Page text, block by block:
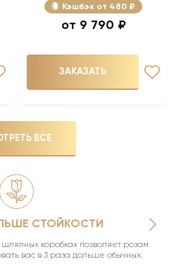
Кэшбэк 480 ₽
9 790 ₽
ЗАКАЗАТЬ
ВСЕ
СТОЙКОСТИ
коробках позволяет розам
вас в 3 раза дольше обычных.